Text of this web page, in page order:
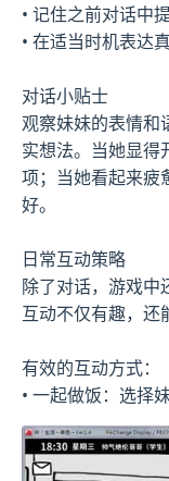
• 记住之前对话中
• 在适当时机表达
对话小贴士
观察妹妹的表情和
实想法。当她显得
项；当她看起来疲
好。
日常互动策略
除了对话，游戏中
互动不仅有趣，还
有效的互动方式：
• 一起做饭：选择